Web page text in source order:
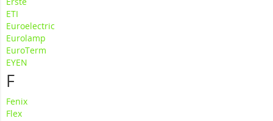
ETI
Euroelectric
Eurolamp
EuroTerm
EYEN
F
Fenix
Flex